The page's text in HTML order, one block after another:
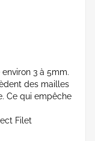
3 à 5mm.
des mailles
Ce qui empêche
Filet